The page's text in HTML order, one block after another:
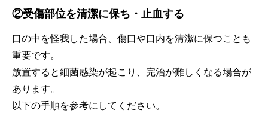
②受傷部位を清潔に保ち・止血する
口の中を怪我した場合、傷口や口内を清潔に保つことも
重要です。
放置すると細菌感染が起こり、完治が難しくなる場合が
あります。
以下の手順を参考にしてください。